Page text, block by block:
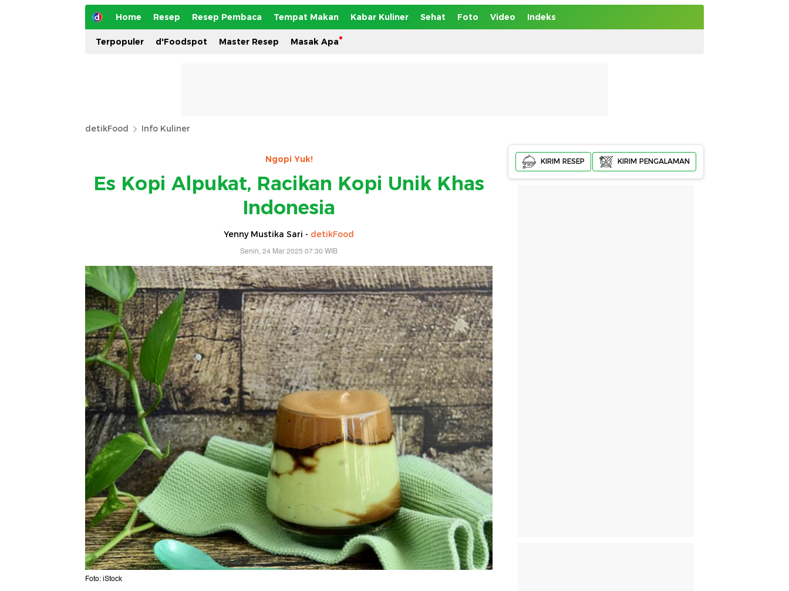
Home Resep Resep Pembaca Tempat Makan Kabar Kuliner Sehat Foto Video Indeks
Terpopuler d'Foodspot Master Resep Masak Apa
detikFood Info Kuliner
Ngopi Yuk!
Es Kopi Alpukat, Racikan Kopi Unik Khas
Indonesia
Yenny Mustika Sari - detikFood
Senin, 24 Mar 2025 07:30 WIB
Foto: iStock
KIRIM RESEP KIRIM PENGALAMAN